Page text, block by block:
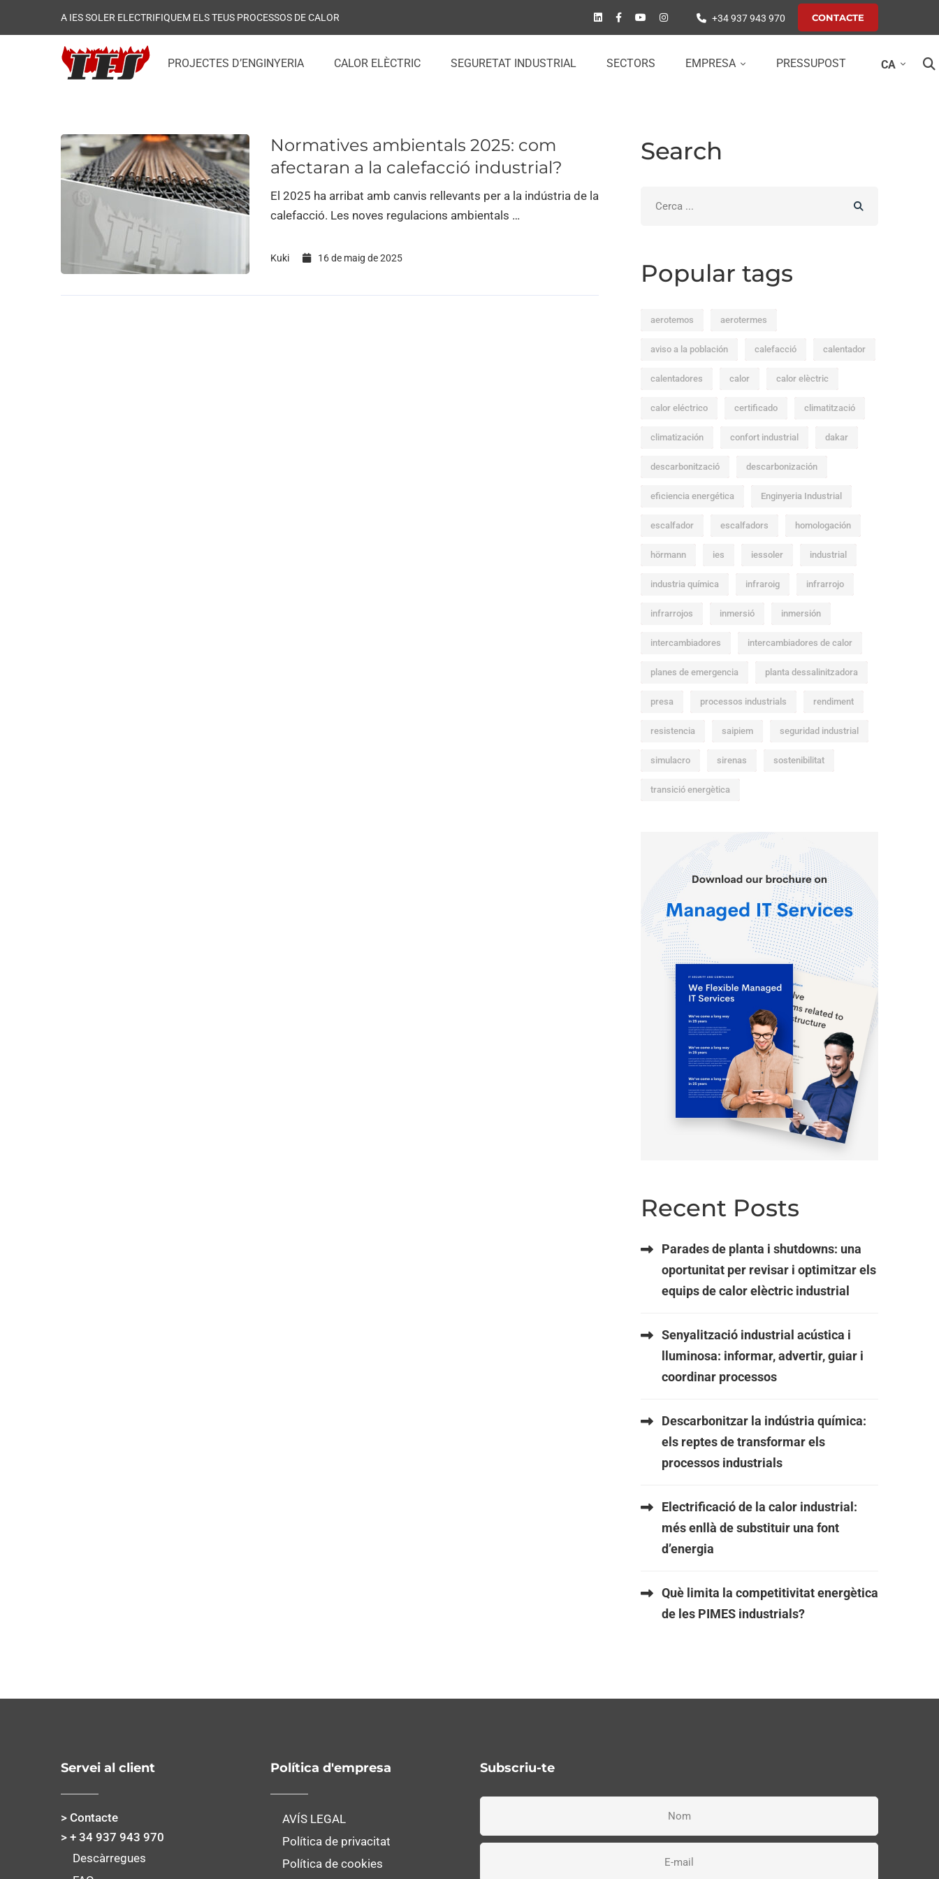
A IES SOLER ELECTRIFIQUEM ELS TEUS PROCESSOS DE CALOR +34 937 943 970 CONTACTE
PROJECTES D’ENGINYERIA CALOR ELÈCTRIC SEGURETAT INDUSTRIAL SECTORS EMPRESA PRESSUPOST CA
Normatives ambientals 2025: com
afectaran a la calefacció industrial?
El 2025 ha arribat amb canvis rellevants per a la indústria de la
calefacció. Les noves regulacions ambientals …
Kuki 16 de maig de 2025
Search
Popular tags
aerotemos aerotermes
aviso a la población calefacció calentador
calentadores calor calor elèctric
calor eléctrico certificado climatització
climatización confort industrial dakar
descarbonització descarbonización
eficiencia energética Enginyeria Industrial
escalfador escalfadors homologación
hörmann ies iessoler industrial
industria química infraroig infrarrojo
infrarrojos inmersió inmersión
intercambiadores intercambiadores de calor
planes de emergencia planta dessalinitzadora
presa processos industrials rendiment
resistencia saipiem seguridad industrial
simulacro sirenas sostenibilitat
transició energètica
Recent Posts
Parades de planta i shutdowns: una
oportunitat per revisar i optimitzar els
equips de calor elèctric industrial
Senyalització industrial acústica i
lluminosa: informar, advertir, guiar i
coordinar processos
Descarbonitzar la indústria química:
els reptes de transformar els
processos industrials
Electrificació de la calor industrial:
més enllà de substituir una font
d’energia
Què limita la competitivitat energètica
de les PIMES industrials?
Servei al client
> Contacte
> + 34 937 943 970
Descàrregues
Política d'empresa
AVÍS LEGAL
Política de privacitat
Política de cookies
Subscriu-te